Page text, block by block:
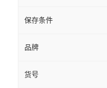
保存条件
品牌
货号